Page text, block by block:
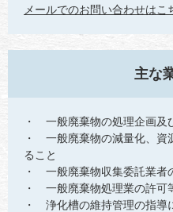
メールでのお問い合わせはこ
主な
・ 一般廃棄物の処理企画及
・ 一般廃棄物の減量化、資
ること
・ 一般廃棄物収集委託業者
・ 一般廃棄物処理業の許可
・ 浄化槽の維持管理の指導